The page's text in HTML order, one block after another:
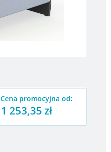
Cena promocyjna od:
1 253,35 zł